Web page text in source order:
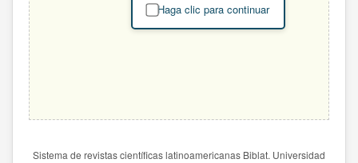
Haga clic para continuar
Sistema de revistas científicas latinoamericanas Biblat. Universidad